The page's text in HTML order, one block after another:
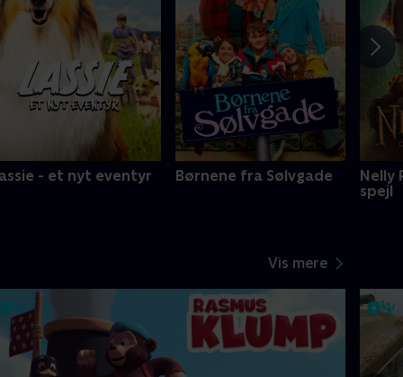
- et nyt eventyr Børnene fra Sølvgade
Nelly
spejl
Vis mere